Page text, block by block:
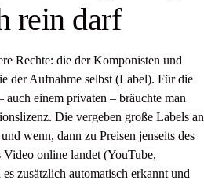
rein darf
Rechte: die der Komponisten und
der Aufnahme selbst (Label). Für die
einem privaten – bräuchte man
Die vergeben große Labels an
wenn, dann zu Preisen jenseits des
Video online landet (YouTube,
zusätzlich automatisch erkannt und